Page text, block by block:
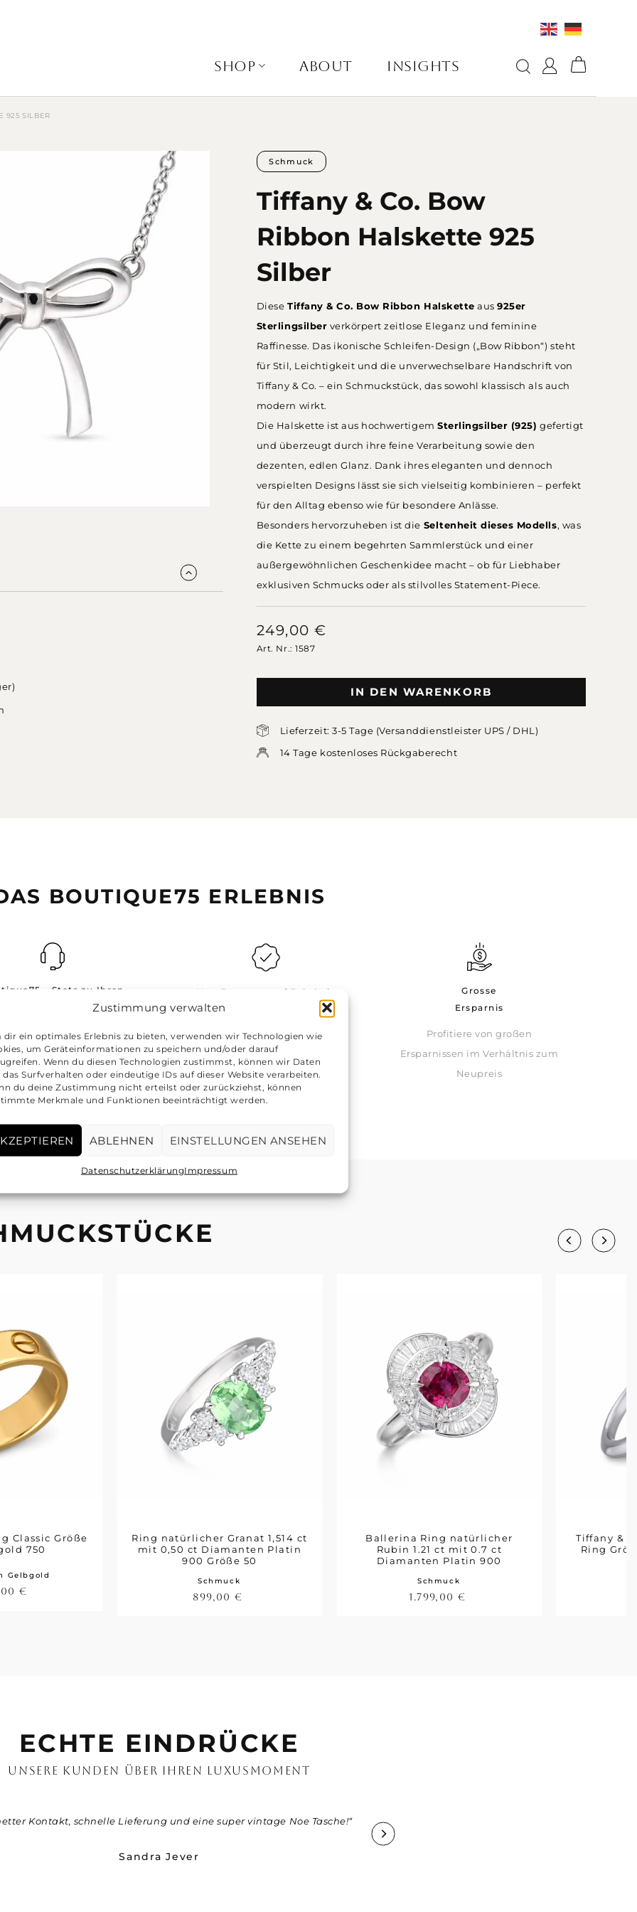
Zustimmung verwalten
dir ein optimales Erlebnis zu bieten, verwenden wir Technologien wie
um Geräteinformationen zu speichern und/oder darauf
Wenn du diesen Technologien zustimmst, können wir Daten
das Surfverhalten oder eindeutige IDs auf dieser Website verarbeiten.
du deine Zustimmung nicht erteilst oder zurückziehst, können
Merkmale und Funktionen beeinträchtigt werden.
ABLEHNEN EINSTELLUNGEN ANSEHEN
DatenschutzerklärungImpressum
SHOP ABOUT INSIGHTS
925 SILBER
Schmuck
Tiffany & Co. Bow
Ribbon Halskette 925
Silber
Diese Tiffany & Co. Bow Ribbon Halskette aus925er
Sterlingsilber verkörpert zeitlose Eleganz und feminine
Raffinesse. Das ikonische Schleifen-Design („Bow Ribbon“) steht
für Stil, Leichtigkeit und die unverwechselbare Handschrift von
Tiffany & Co. – ein Schmuckstück, das sowohl klassisch als auch
modern wirkt.
Die Halskette ist aus hochwertigemSterlingsilber (925) gefertigt
und überzeugt durch ihre feine Verarbeitung sowie den
dezenten, edlen Glanz. Dank ihres eleganten und dennoch
verspielten Designs lässt sie sich vielseitig kombinieren – perfekt
für den Alltag ebenso wie für besondere Anlässe.
Besonders hervorzuheben ist die Seltenheit dieses Modells, was
die Kette zu einem begehrten Sammlerstück und einer
außergewöhnlichen Geschenkidee macht – ob für Liebhaber
exklusiven Schmucks oder als stilvolles Statement-Piece.
249,00 €
Art. Nr.: 1587
IN DEN WARENKORB
Lieferzeit: 3-5 Tage (Versanddienstleister UPS / DHL)
14 Tage kostenloses Rückgaberecht
BOUTIQUE75 ERLEBNIS
- Stets zu Ihren
uns jederzeit per E-
unter der folgenden
Adresse erreichen:
info@boutique75.de
Von Experten auf Echtheit
Unsere Experten prüfen jeden
Artikel auf Echtheit
Grosse
Ersparnis
Profitiere von großen
Ersparnissen im Verhältnis zum
Neupreis
Gelbgold
Classic Größe
750
€
Schmuck
Ring natürlicher Granat 1,514 ct
mit 0,50 ct Diamanten Platin
900 Größe 50
899,00€
Schmuck
Ballerina Ring natürlicher
Rubin 1.21 ct mit 0.7 ct
Diamanten Platin 900
1.799,00€
Tiffany &
Ring
ECHTE EINDRÜCKE
UNSERE KUNDEN ÜBER IHREN LUXUSMOMENT
Kontakt, schnelle Lieferung und eine super vintage Noe Tasche!“
Sandra Jever
„Vielen Dank an Boutique75 und Herrn Jäger für